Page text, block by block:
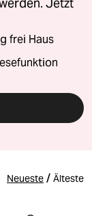
Jetzt
frei Haus
Neueste / Älteste